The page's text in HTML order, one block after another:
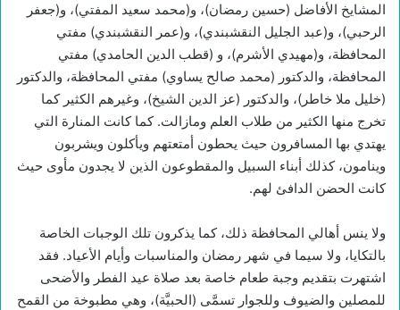
المشايخ الأفاضل (حسين رمضان)، و(محمد سعيد المفتي)، و(جعفر
الرحبي)، و(عبد الجليل النقشبندي)، و(عمر النقشبندي) مفتي
المحافظة، و(مهيدي الأشرم)، و (قطب الدين الحامدي) مفتي
المحافظة، والدكتور (محمد صالح يساوي) مفتي المحافظة، والدكتور
(خليل ملا خاطر)، والدكتور (عز الدين الشيخ)، وغيرهم الكثير كما
تخرج منها الكثير من طلاب العلم ومازالت. كما كانت المنارة التي
يهتدي بها المسافرون حيث يحطون أمتعتهم ويأكلون ويشربون
وينامون، كذلك أبناء السبيل والمقطوعون الذين لا يجدون مأوى حيث
كانت الحضن الدافئ لهم.
ولا ينس أهالي المحافظة ذلك، كما يذكرون تلك الوجبات الخاصة
بالتكايا، ولا سيما في شهر رمضان والمناسبات وأيام الأعياد. فقد
اشتهرت بتقديم وجبة طعام خاصة بعد صلاة عيد الفطر والأضحى
للمصلين والضيوف وللجوار تسمَّى (الحبيَّة)، وهي مطبوخة من القمح